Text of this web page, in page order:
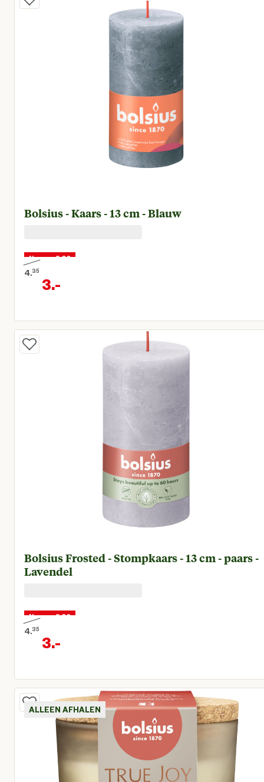
Bolsius - Kaars - 13 cm - Blauw
Nu voor 3,00
4.35
Oorspronkelijke prijs € 4,35
3.-
Huidige prijs € 3,00
Bolsius Frosted - Stompkaars - 13 cm - paars -
Lavendel
Nu voor 3,00
4.35
Oorspronkelijke prijs € 4,35
3.-
Huidige prijs € 3,00
ALLEEN AFHALEN